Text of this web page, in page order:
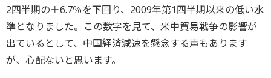
2四半期の＋6.7％を下回り、2009年第1四半期以来の低い水
準となりました。この数字を見て、米中貿易戦争の影響が
出ているとして、中国経済減速を懸念する声もあります
が、心配ないと思います。